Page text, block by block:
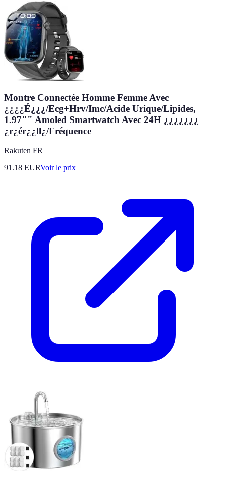
Montre Connectée Homme Femme Avec
¿¿¿¿É¿¿¿/Ecg+Hrv/Imc/Acide Urique/Lipides,
1.97"" Amoled Smartwatch Avec 24H ¿¿¿¿¿¿¿
¿r¿ér¿¿ll¿/Fréquence
Rakuten FR
91.18 EURVoir le prix